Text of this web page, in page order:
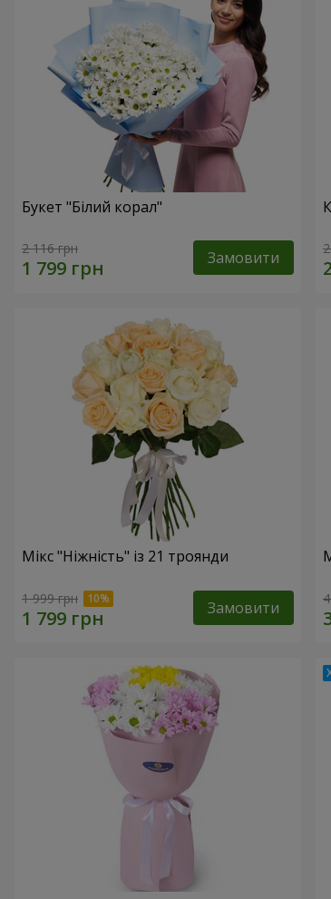
Букет "Білий корал"
2 116 грн Замовити
Мікс "Ніжність" із 21 троянди
1 999 грн Замовити